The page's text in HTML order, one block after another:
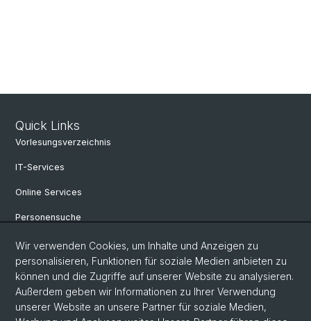
Quick Links
Vorlesungsverzeichnis
IT-Services
Online Services
Personensuche
Personeninfo
Professur für Osteuropäische Geschichte
Fachbereich Slavistik
FAQ
Wir verwenden Cookies, um Inhalte und Anzeigen zu
personalisieren, Funktionen für soziale Medien anbieten zu
können und die Zugriffe auf unserer Website zu analysieren.
Außerdem geben wir Informationen zu Ihrer Verwendung
unserer Website an unsere Partner für soziale Medien,